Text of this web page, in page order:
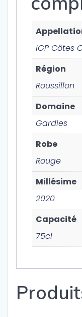
IGP Côtes
Région
Roussillon
Domaine
Gardies
Robe
Rouge
Millésime
2020
Capacité
75cl